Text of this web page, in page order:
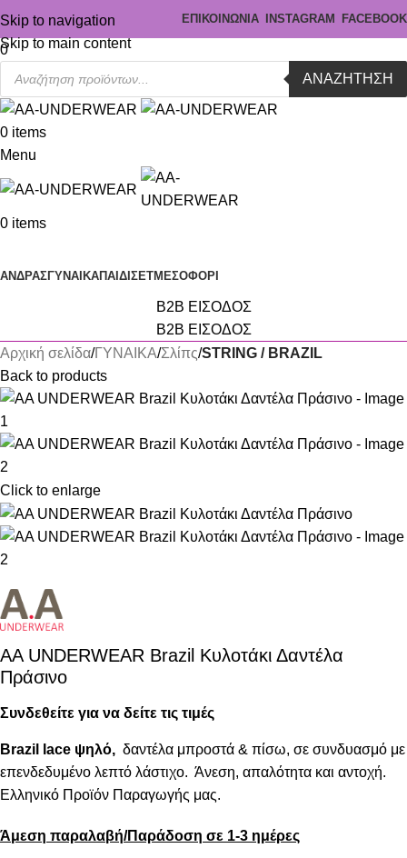
Skip to navigation
Skip to main content
ΕΠΙΚΟΙΝΩΝΙΑ INSTAGRAM FACEBOOK
0
ΑΝΑΖΉΤΗΣΗ
0 items
Menu
0 items
ΑΝΔΡΑΣΓΥΝΑΙΚΑΠΑΙΔΙ ΣΕΤΜΕΣΟΦΟΡΙ
B2B ΕΙΣΟΔΟΣ
B2B ΕΙΣΟΔΟΣ
Αρχική σελίδα ΓΥΝΑΙΚΑ Σλίπς STRING / BRAZIL
Back to products
Click to enlarge
AA UNDERWEAR Brazil Κυλοτάκι Δαντέλα
Πράσινο
Συνδεθείτε για να δείτε τις τιμές
Brazil lace ψηλό, δαντέλα μπροστά & πίσω, σε συνδυασμό με
επενδεδυμένο λεπτό λάστιχο. Άνεση, απαλότητα και αντοχή.
Ελληνικό Προϊόν Παραγωγής μας.
Άμεση παραλαβή/Παράδοση σε 1-3 ημέρες